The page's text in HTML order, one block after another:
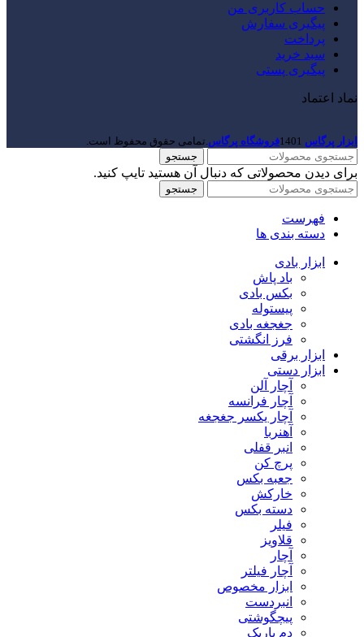
حساب کاربری من
پیگیری سفارش
پرداخت
سبد خرید
پیگیری پستی
نماد اعتماد
ابزار پرگاس 1401فروشگاه پرگاس.تمامی حقوق محفوظ است.
جستجو
برای دیدن محصولاتی که دنبال آن هستید تایپ کنید.
جستجو
فهرست
دسته بندی ها
ابزار بادی
باد پاش
بکس بادی
پیستوله
جغجغه بادی
فرز انگشتی
ابزار برقی
ابزار دستی
آچار آلن
آچار فرانسه
آچار یکسر جغجغه
آهنربا
انبر قفلی
پرچ کن
جعبه بکس
خارکش
دسته بکس
فیلر
قلاویز
آچار
آچار فیلتر
ابزار مخصوص
انبردست
پیچگوشتی
دم باریک